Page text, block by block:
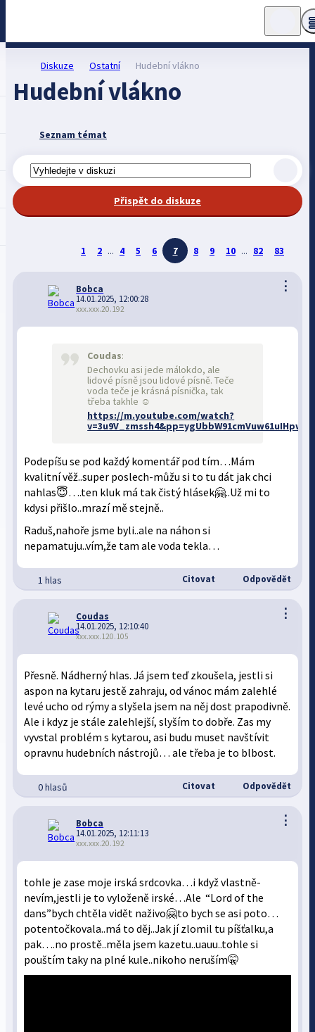
Diskuze Ostatní Hudební vlákno
Hudební vlákno
Seznam témat
Přispět do diskuze
1 2 ... 4 5 6 7 8 9 10 ... 82 83
⋮
Bobca
14.01.2025, 12:00:28
xxx.xxx.20.192
Coudas:
Dechovku asi jede málokdo, ale
lidové písně jsou lidové písně. Teče
voda teče je krásná písnička, tak
třeba takhle ☺️
https://m.youtube.com/watch?
Podepíšu se pod každý komentář pod tím…Mám
kvalitní věž..super poslech-můžu si to tu dát jak chci
nahlas😇….ten kluk má tak čistý hlásek🤗..Už mi to
kdysi přišlo..mrazí mě stejně..
Raduš,nahoře jsme byli..ale na náhon si
nepamatuju..vím,že tam ale voda tekla…
1 hlas Citovat Odpovědět
⋮
Coudas
14.01.2025, 12:10:40
xxx.xxx.120.105
Přesně. Nádherný hlas. Já jsem teď zkoušela, jestli si
aspon na kytaru jestě zahraju, od vánoc mám zalehlé
levé ucho od rýmy a slyšela jsem na něj dost prapodivně.
Ale i kdyz je stále zalehlejší, slyším to dobře. Zas my
vyvstal problém s kytarou, asi budu muset navštívit
opravnu hudebních nástrojů… ale třeba je to blbost.
0 hlasů Citovat Odpovědět
⋮
Bobca
14.01.2025, 12:11:13
xxx.xxx.20.192
tohle je zase moje irská srdcovka…i když vlastně-
nevím,jestli je to vyloženě irské…Ale “Lord of the
dans”bych chtěla vidět naživo🤗to bych se asi poto…
potentočkovala..má to děj..Jak jí zlomil tu píšťalku,a
pak….no prostě..měla jsem kazetu..uauu..tohle si
pouštím taky na plné kule..nikoho neruším🤫